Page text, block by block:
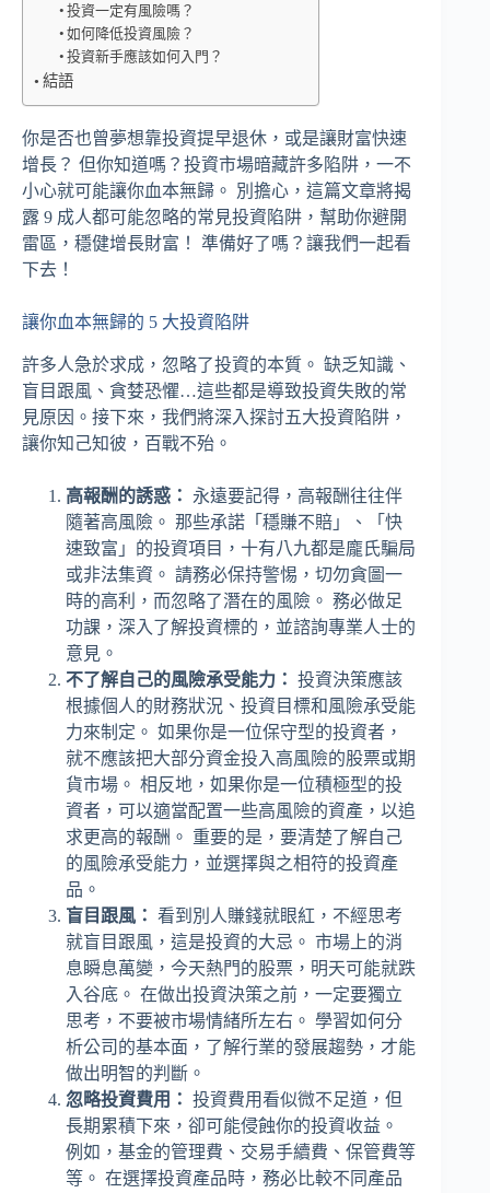
投資一定有風險嗎？
如何降低投資風險？
投資新手應該如何入門？
結語
你是否也曾夢想靠投資提早退休，或是讓財富快速
增長？ 但你知道嗎？投資市場暗藏許多陷阱，一不
小心就可能讓你血本無歸。 別擔心，這篇文章將揭
露 9 成人都可能忽略的常見投資陷阱，幫助你避開
雷區，穩健增長財富！ 準備好了嗎？讓我們一起看
下去！
讓你血本無歸的 5 大投資陷阱
許多人急於求成，忽略了投資的本質。 缺乏知識、
盲目跟風、貪婪恐懼…這些都是導致投資失敗的常
見原因。接下來，我們將深入探討五大投資陷阱，
讓你知己知彼，百戰不殆。
高報酬的誘惑：
永遠要記得，高報酬往往伴
隨著高風險。 那些承諾「穩賺不賠」、「快
速致富」的投資項目，十有八九都是龐氏騙局
或非法集資。 請務必保持警惕，切勿貪圖一
時的高利，而忽略了潛在的風險。 務必做足
功課，深入了解投資標的，並諮詢專業人士的
意見。
不了解自己的風險承受能力： 投資決策應該
根據個人的財務狀況、投資目標和風險承受能
力來制定。 如果你是一位保守型的投資者，
就不應該把大部分資金投入高風險的股票或期
貨市場。 相反地，如果你是一位積極型的投
資者，可以適當配置一些高風險的資產，以追
求更高的報酬。 重要的是，要清楚了解自己
的風險承受能力，並選擇與之相符的投資產
品。
盲目跟風： 看到別人賺錢就眼紅，不經思考
就盲目跟風，這是投資的大忌。 市場上的消
息瞬息萬變，今天熱門的股票，明天可能就跌
入谷底。 在做出投資決策之前，一定要獨立
思考，不要被市場情緒所左右。 學習如何分
析公司的基本面，了解行業的發展趨勢，才能
做出明智的判斷。
忽略投資費用： 投資費用看似微不足道，但
長期累積下來，卻可能侵蝕你的投資收益。
例如，基金的管理費、交易手續費、保管費等
等。 在選擇投資產品時，務必比較不同產品